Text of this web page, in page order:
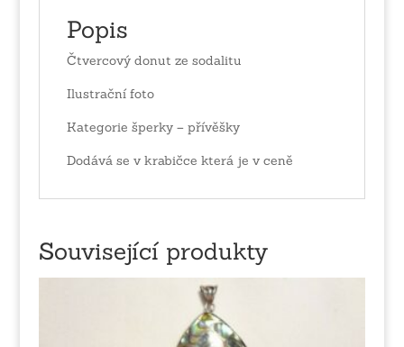
Popis
Čtvercový donut ze sodalitu
Ilustrační foto
Kategorie šperky – přívěšky
Dodává se v krabičce která je v ceně
Související produkty